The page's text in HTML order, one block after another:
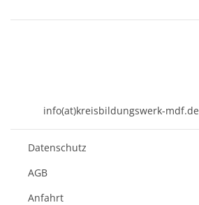
info(at)kreisbildungswerk-mdf.de
Datenschutz
AGB
Anfahrt